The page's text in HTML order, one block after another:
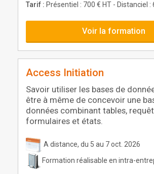
Tarif : Présentiel : 700 € HT - Distanciel :
Voir la formation
Access Initiation
Savoir utiliser les bases de
être à même de concevoir une
données combinant tables,
formulaires et états.
A distance, du 5 au 7 oct. 2026
Formation réalisable en intra-